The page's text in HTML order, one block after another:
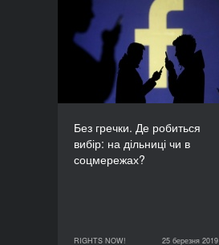
Без гречки. Де робиться
вибір: на дільниці чи в
соцмережах?
RIGHTS NOW! 25 березня 2019
Без гречки. Де робиться
вибір: на дільниці чи в
соцмережах?
ТРИВАЛІСТЬ
90’